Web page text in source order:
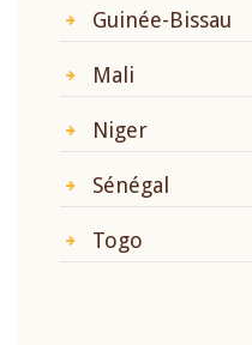
Guinée-Bissau
Mali
Niger
Sénégal
Togo